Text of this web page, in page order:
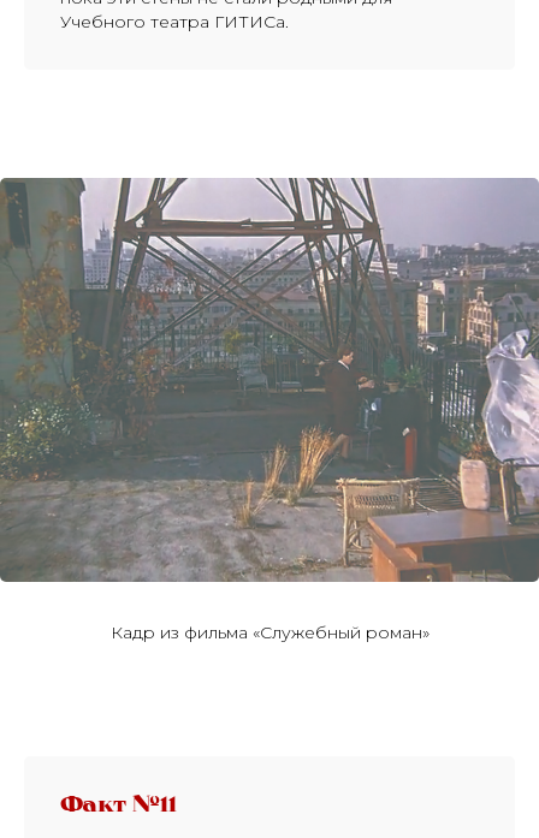
Учебного театра ГИТИСа.
Кадр из фильма «Служебный роман»
Факт №11